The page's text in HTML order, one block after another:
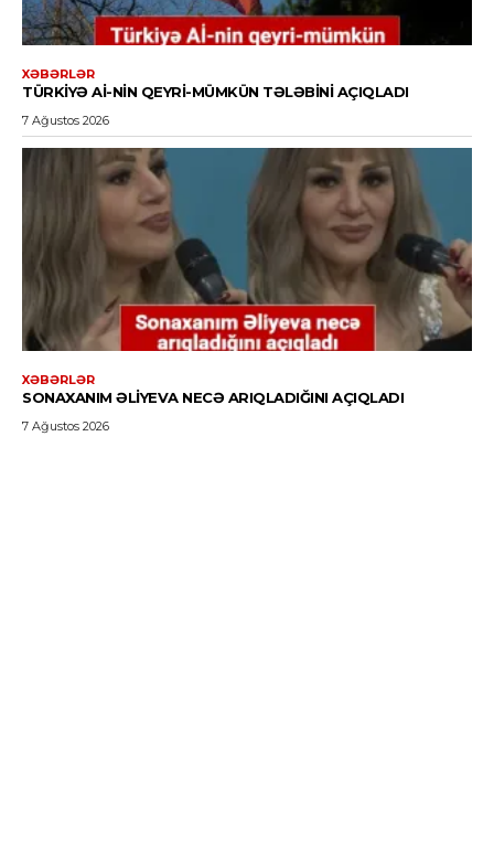
XƏBƏRLƏR
TÜRKIYƏ Aİ-NIN QEYRI-MÜMKÜN TƏLƏBINI AÇIQLADI
7 Ağustos 2026
XƏBƏRLƏR
SONAXANIM ƏLIYEVA NECƏ ARIQLADIĞINI AÇIQLADI
7 Ağustos 2026